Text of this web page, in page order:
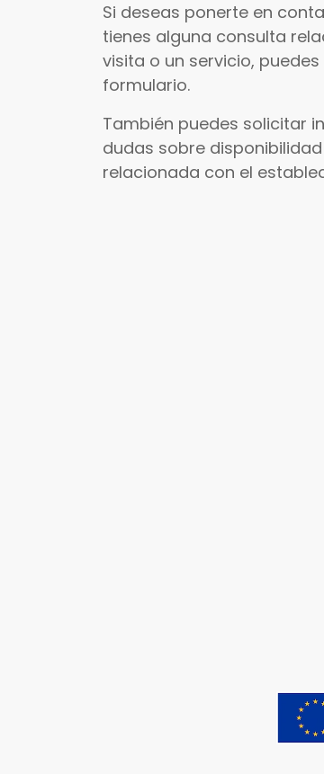
Si deseas ponerte en
tienes alguna consulta
visita o un servicio,
formulario.
También puedes solicitar
dudas sobre
relacionada con el